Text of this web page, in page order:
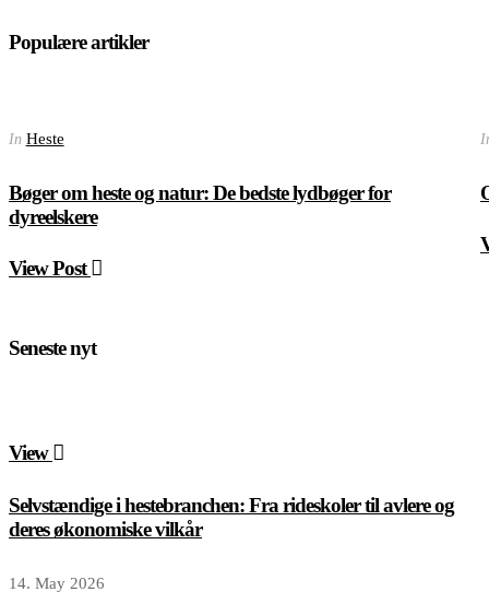
Populære artikler
In Heste
Bøger om heste og natur: De bedste lydbøger for
dyreelskere
View Post
Seneste nyt
View
Selvstændige i hestebranchen: Fra rideskoler til avlere og
deres økonomiske vilkår
14. May 2026